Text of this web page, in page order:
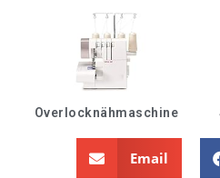
Overlocknähmaschine
Email